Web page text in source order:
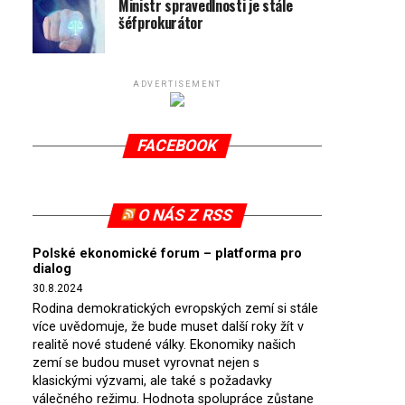
Ministr spravedlnosti je stále
šéfprokurátor
ADVERTISEMENT
FACEBOOK
O NÁS Z RSS
Polské ekonomické forum – platforma pro
dialog
30.8.2024
Rodina demokratických evropských zemí si stále
více uvědomuje, že bude muset další roky žít v
realitě nové studené války. Ekonomiky našich
zemí se budou muset vyrovnat nejen s
klasickými výzvami, ale také s požadavky
válečného režimu. Hodnota spolupráce zůstane